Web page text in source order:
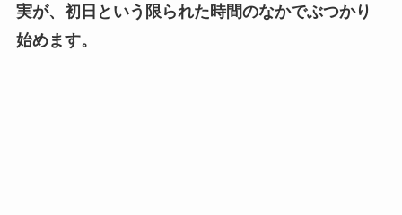
実が、初日という限られた時間のなかでぶつかり
始めます。